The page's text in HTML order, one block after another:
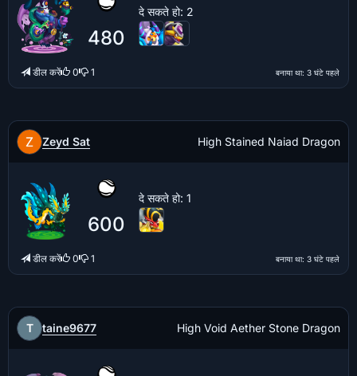
480
दे सकते हो: 2
बनाया था: 3 घंटे पहले
डील करें 0 1
Zeyd Sat High Stained Naiad Dragon
600
दे सकते हो: 1
बनाया था: 3 घंटे पहले
डील करें 0 1
T taine9677 High Void Aether Stone Dragon